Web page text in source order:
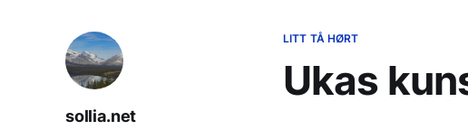
LITT TÅ HØRT
Ukas
sollia.net